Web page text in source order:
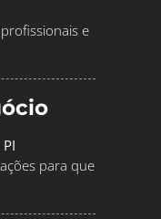
e
para que